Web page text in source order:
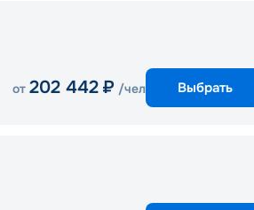
от 202 442 ₽ /чел Выбрать